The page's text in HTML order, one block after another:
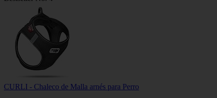
CURLI - Chaleco de Malla arnés para Perro